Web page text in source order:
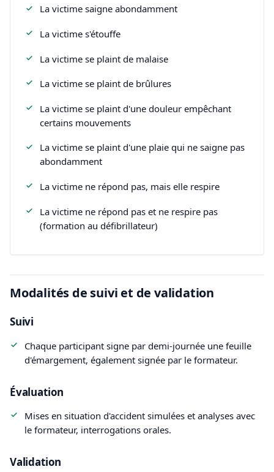
La victime saigne abondamment
La victime s'étouffe
La victime se plaint de malaise
La victime se plaint de brûlures
La victime se plaint d'une douleur empêchant
certains mouvements
La victime se plaint d'une plaie qui ne saigne pas
abondamment
La victime ne répond pas, mais elle respire
La victime ne répond pas et ne respire pas
(formation au défibrillateur)
Modalités de suivi et de validation
Suivi
Chaque participant signe par demi-journée une feuille
d'émargement, également signée par le formateur.
Évaluation
Mises en situation d'accident simulées et analyses avec
le formateur, interrogations orales.
Validation